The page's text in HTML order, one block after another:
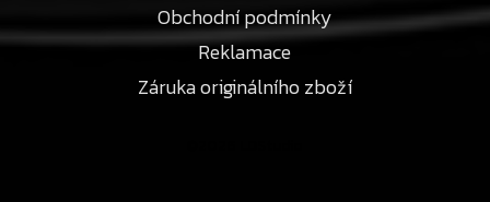
Obchodní podmínky
Reklamace
Záruka originálního zboží